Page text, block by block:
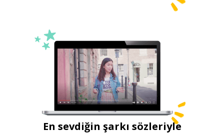
En sevdiğin şarkı sözleriyle